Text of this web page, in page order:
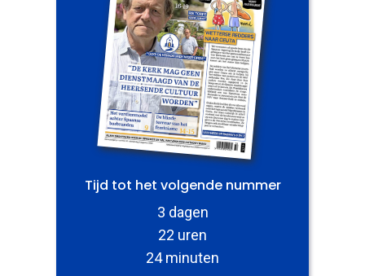
Tijd tot het volgende nummer
3 dagen
22 uren
24 minuten